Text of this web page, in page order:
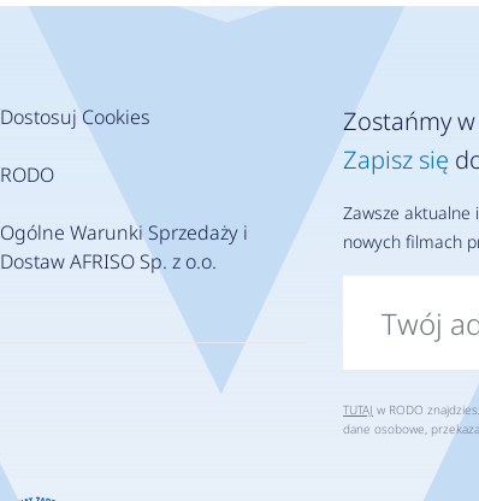
Dostosuj Cookies
RODO
Ogólne Warunki Sprzedaży i
Dostaw AFRISO Sp. z o.o.
Zostańmy
Zapisz się
Zawsze aktualne
nowych filmach
TUTAJ w RODO
dane osobowe,